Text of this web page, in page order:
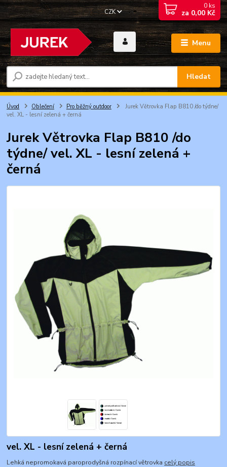
Menu
CZK
Hledat
0 ks
za 0,00 Kč
Úvod Oblečení Pro běžný outdoor
Jurek Větrovka Flap B810 /do týdne/
vel. XL - lesní zelená + černá
Jurek Větrovka Flap B810 /do
týdne/ vel. XL - lesní zelená +
černá
vel. XL - lesní zelená + černá
Lehká nepromokavá paroprodyšná rozpínací větrovka celý popis